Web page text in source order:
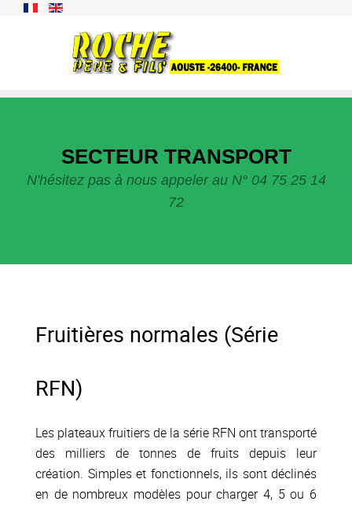
SECTEUR TRANSPORT
N'hésitez pas à nous appeler au N° 04 75 25 14
72
Fruitières normales (Série
RFN)
Les plateaux fruitiers de la série RFN ont transporté
des milliers de tonnes de fruits depuis leur
création. Simples et fonctionnels, ils sont déclinés
en de nombreux modèles pour charger 4, 5 ou 6